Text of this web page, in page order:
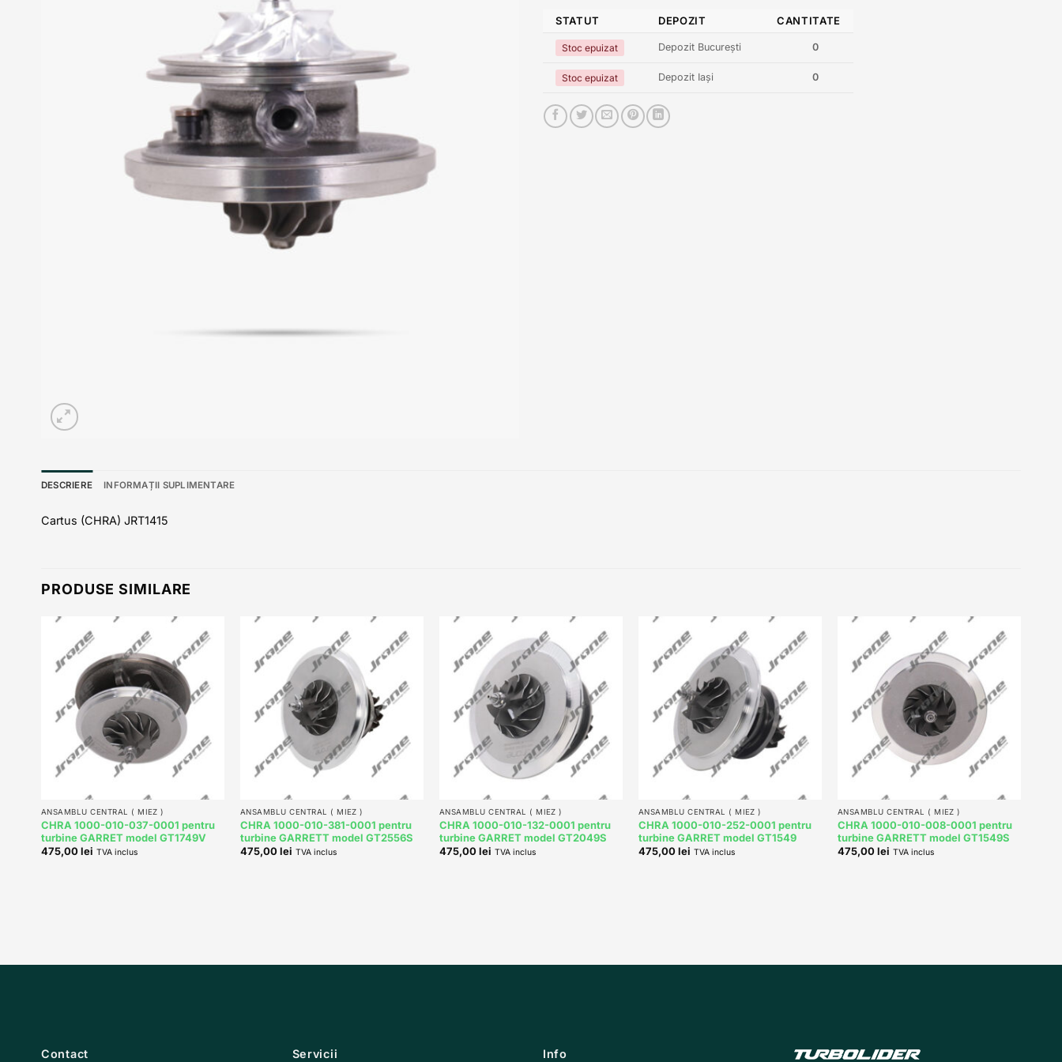
STATUT DEPOZIT CANTITATE
Stoc epuizat Depozit București 0
Stoc epuizat Depozit Iași 0
DESCRIERE INFORMAȚII SUPLIMENTARE
Cartus (CHRA) JRT1415
PRODUSE SIMILARE
Add to
ANSAMBLU CENTRAL ( MIEZ )
CHRA 1000-010-037-0001 pentru
turbine GARRET model GT1749V
475,00lei TVA inclus
Add to
ANSAMBLU CENTRAL ( MIEZ )
CHRA 1000-010-381-0001 pentru
turbine GARRETT model GT2556S
475,00lei TVA inclus
Add to
ANSAMBLU CENTRAL ( MIEZ )
CHRA 1000-010-132-0001 pentru
turbine GARRET model GT2049S
475,00lei TVA inclus
Add to
ANSAMBLU CENTRAL ( MIEZ )
CHRA 1000-010-252-0001 pentru
turbine GARRET model GT1549
475,00lei TVA inclus
Add to
ANSAMBLU CENTRAL ( MIEZ )
CHRA 1000-010-008-0001 pentru
turbine GARRETT model GT1549S
475,00lei TVA inclus
Contact Servicii Info